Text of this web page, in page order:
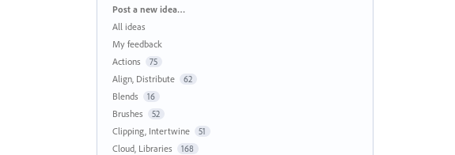
Categories
Post a new idea…
All ideas
My feedback
Actions
75
Align, Distribute 62
Blends 16
Brushes 52
Clipping, Intertwine 51
Cloud, Libraries 168